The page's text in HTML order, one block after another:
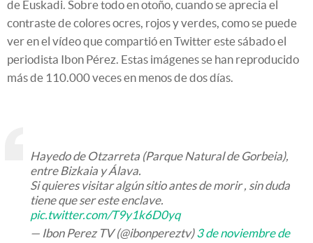
de Euskadi. Sobre todo en otoño, cuando se aprecia el
contraste de colores ocres, rojos y verdes, como se puede
ver en el vídeo que compartió en Twitter este sábado el
periodista Ibon Pérez. Estas imágenes se han reproducido
más de 110.000 veces en menos de dos días.
Hayedo de Otzarreta (Parque Natural de Gorbeia),
entre Bizkaia y Álava.
Si quieres visitar algún sitio antes de morir , sin duda
tiene que ser este enclave.
pic.twitter.com/T9y1k6D0yq
— Ibon Perez TV (@ibonpereztv)3 de noviembre de